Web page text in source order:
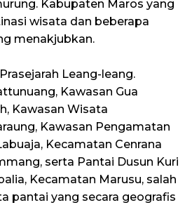
Kabupaten Maros yang
wisata dan beberapa
menakjubkan.
Leang-leang.
Kawasan Gua
Kawasan Wisata
Kawasan Pengamatan
Kecamatan Cenrana
serta Pantai Dusun Kuri
Kecamatan Marusu, salah
pantai yang secara geografis